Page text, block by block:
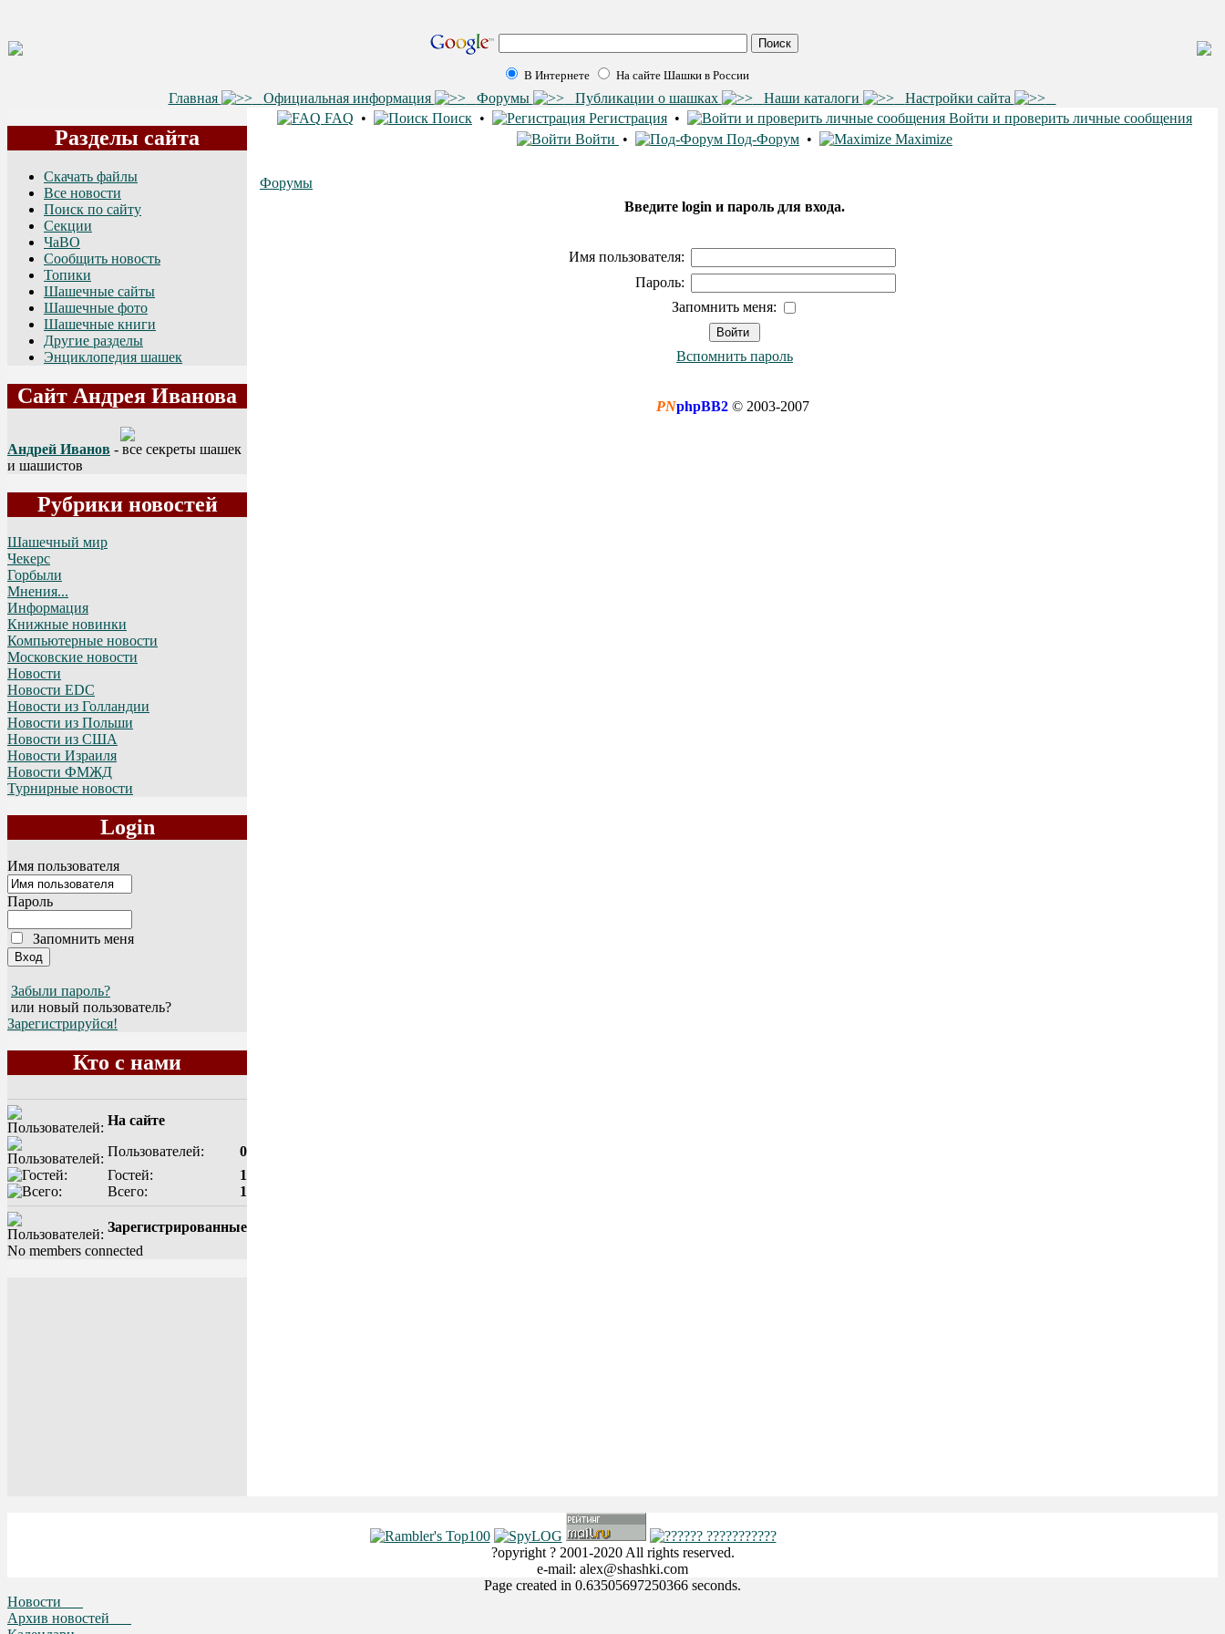
В Интернете На сайте Шашки в России
Главная Официальная информация Форумы Публикации о шашках Наши каталоги Настройки сайта
Разделы сайта
Скачать файлы
Все новости
Поиск по сайту
Секции
ЧаВО
Сообщить новость
Топики
Шашечные сайты
Шашечные фото
Шашечные книги
Другие разделы
Энциклопедия шашек
Сайт Андрея Иванова
Андрей Иванов - все секреты шашек
и шашистов
Рубрики новостей
Шашечный мир
Чекерс
Горбыли
Мнения...
Информация
Книжные новинки
Компьютерные новости
Московские новости
Новости
Новости EDC
Новости из Голландии
Новости из Польши
Новости из США
Новости Израиля
Новости ФМЖД
Турнирные новости
Login
Имя пользователя
Пароль
Запомнить меня
Забыли пароль?
или новый пользователь?
Зарегистрируйся!
Кто с нами
На сайте
Пользователей:
0
Гостей:
1
Всего:
1
Зарегистрированные
No members connected
FAQ • Поиск • Регистрация •
Войти и проверить личные сообщения
Войти • Под-Форум • Maximize
Форумы
Введите login и пароль для входа.
Имя пользователя:
Пароль:
Запомнить меня:
Вспомнить пароль
PNphpBB2 © 2003-2007
?opyright ? 2001-2020 All rights reserved.
e-mail: alex@shashki.com
Page created in 0.63505697250366 seconds.
Новости
Архив новостей